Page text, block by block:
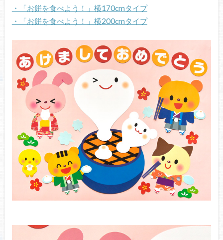
・「お餅を食べよう！」横170cmタイプ
・「お餅を食べよう！」横200cmタイプ